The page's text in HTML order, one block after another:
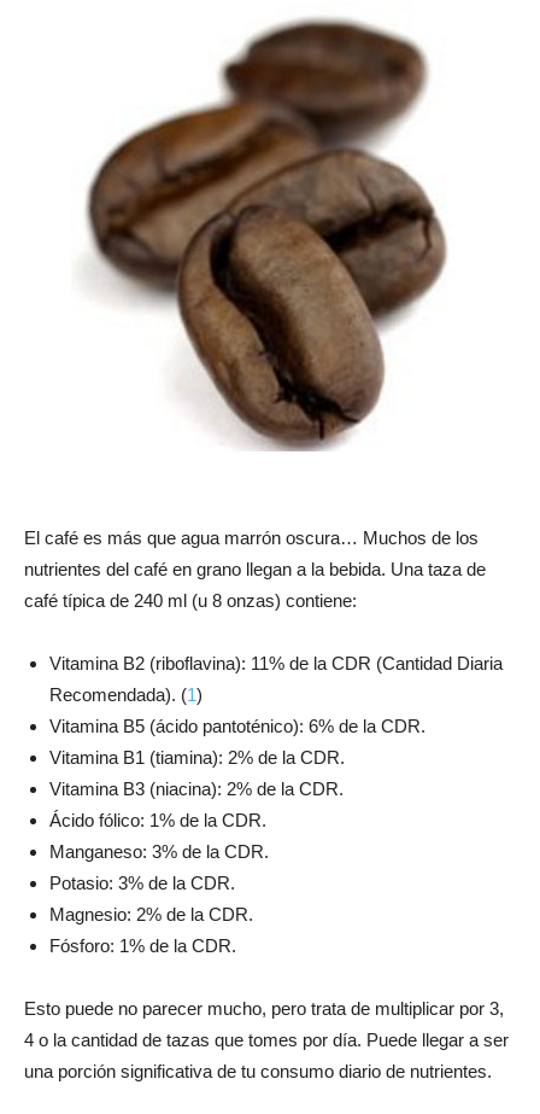
El café es más que agua marrón oscura… Muchos de los
nutrientes del café en grano llegan a la bebida. Una taza de
café típica de 240 ml (u 8 onzas) contiene:
Vitamina B2 (riboflavina): 11% de la CDR (Cantidad Diaria
Recomendada). (1)
Vitamina B5 (ácido pantoténico): 6% de la CDR.
Vitamina B1 (tiamina): 2% de la CDR.
Vitamina B3 (niacina): 2% de la CDR.
Ácido fólico: 1% de la CDR.
Manganeso: 3% de la CDR.
Potasio: 3% de la CDR.
Magnesio: 2% de la CDR.
Fósforo: 1% de la CDR.
Esto puede no parecer mucho, pero trata de multiplicar por 3,
4 o la cantidad de tazas que tomes por día. Puede llegar a ser
una porción significativa de tu consumo diario de nutrientes.